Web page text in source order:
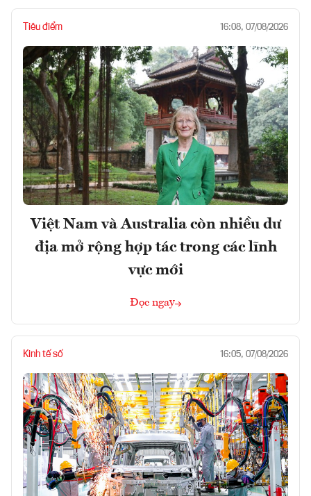
Tiêu điểm 16:08, 07/08/2026
Việt Nam và Australia còn nhiều dư
địa mở rộng hợp tác trong các lĩnh
vực mới
Đọc ngay
Kinh tế số 16:05, 07/08/2026